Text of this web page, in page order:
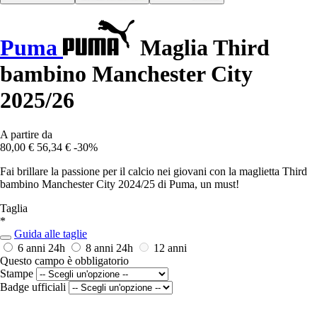
Puma
Maglia Third
bambino Manchester City
2025/26
A partire da
80,00 € 56,34 € -30%
Fai brillare la passione per il calcio nei giovani con la maglietta Third
bambino Manchester City 2024/25 di Puma, un must!
Taglia
*
Guida alle taglie
6 anni 24h 8 anni 24h
12 anni
Questo campo è obbligatorio
Stampe
Badge ufficiali